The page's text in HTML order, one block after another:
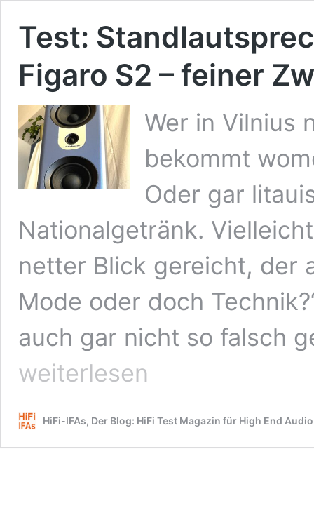
Test:
Figaro S2 – feiner
Wer in Vilnius
bekommt
Oder gar
Nationalgetränk.
netter Blick gereicht, der
Mode oder doch
auch gar nicht so falsch
weiterlesen
HiFi-IFAs, Der Blog: HiFi Test Magazin für High End